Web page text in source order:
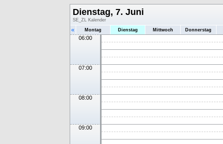
Dienstag, 7. Juni
SE_ZL Kalender
« Montag Dienstag Mittwoch Donnerstag
06:00
07:00
08:00
09:00